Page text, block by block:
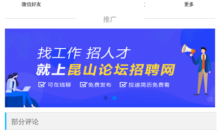
微信好友 QQ好友 更多
推广
部分评论